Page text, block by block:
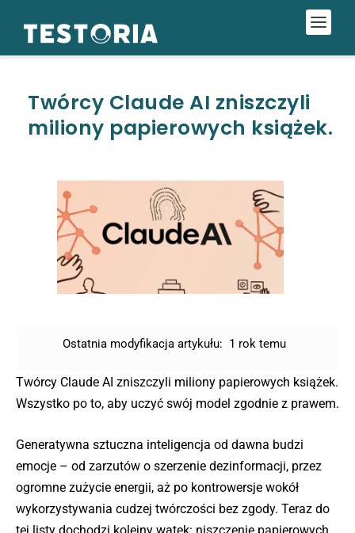
Twórcy Claude AI zniszczyli
miliony papierowych książek.
Ostatnia modyfikacja artykułu: 1 rok temu
Twórcy Claude AI zniszczyli miliony papierowych książek.
Wszystko po to, aby uczyć swój model zgodnie z prawem.
Generatywna sztuczna inteligencja od dawna budzi
emocje – od zarzutów o szerzenie dezinformacji, przez
ogromne zużycie energii, aż po kontrowersje wokół
wykorzystywania cudzej twórczości bez zgody. Teraz do